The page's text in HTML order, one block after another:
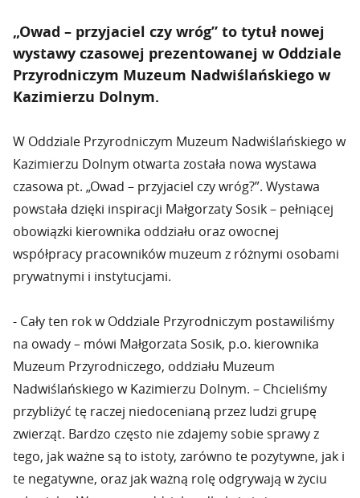
„Owad – przyjaciel czy wróg” to tytuł nowej
wystawy czasowej prezentowanej w Oddziale
Przyrodniczym Muzeum Nadwiślańskiego w
Kazimierzu Dolnym.
W Oddziale Przyrodniczym Muzeum Nadwiślańskiego w
Kazimierzu Dolnym otwarta została nowa wystawa
czasowa pt. „Owad – przyjaciel czy wróg?”. Wystawa
powstała dzięki inspiracji Małgorzaty Sosik – pełniącej
obowiązki kierownika oddziału oraz owocnej
współpracy pracowników muzeum z różnymi osobami
prywatnymi i instytucjami.
- Cały ten rok w Oddziale Przyrodniczym postawiliśmy
na owady – mówi Małgorzata Sosik, p.o. kierownika
Muzeum Przyrodniczego, oddziału Muzeum
Nadwiślańskiego w Kazimierzu Dolnym. – Chcieliśmy
przybliżyć tę raczej niedocenianą przez ludzi grupę
zwierząt. Bardzo często nie zdajemy sobie sprawy z
tego, jak ważne są to istoty, zarówno te pozytywne, jak i
te negatywne, oraz jak ważną rolę odgrywają w życiu